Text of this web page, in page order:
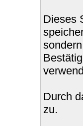
Dieses
Durch
zu.